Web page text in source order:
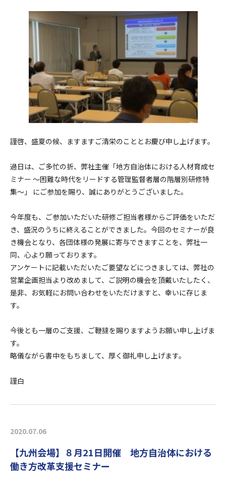
謹啓、盛夏の候、ますますご清栄のこととお慶び申し上げます。
過日は、ご多忙の折、弊社主催「地方自治体における人材育成セ
ミナー ～困難な時代をリードする管理監督者層の階層別研修特
集～」 にご参加を賜り、誠にありがとうございました。
今年度も、ご参加いただいた研修ご担当者様からご評価をいただ
き、盛況のうちに終えることができました。今回のセミナーが良
き機会となり、各団体様の発展に寄与できますことを、弊社一
同、心より願っております。
アンケートに記載いただいたご要望などにつきましては、弊社の
営業企画担当より改めまして、ご説明の機会を頂戴いたしたく、
是非、お気軽にお問い合わせをいただけますと、幸いに存じま
す。
今後とも一層のご支援、ご鞭撻を賜りますようお願い申し上げま
す。
略儀ながら書中をもちまして、厚く御礼申し上げます。
謹白
2020.07.06
【九州会場】８月21日開催 地方自治体における
働き方改革支援セミナー